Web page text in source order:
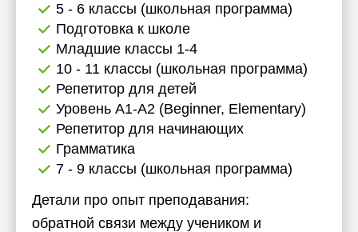
5 - 6 классы (школьная программа)
Подготовка к школе
Младшие классы 1-4
10 - 11 классы (школьная программа)
Репетитор для детей
Уровень А1-А2 (Beginner, Elementary)
Репетитор для начинающих
Грамматика
7 - 9 классы (школьная программа)
Детали про опыт преподавания:
обратной связи между учеником и